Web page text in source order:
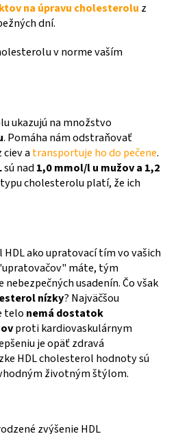
na úpravu cholesterolu z
dní.
v norme vaším
ukazujú na množstvo
. Pomáha nám odstraňovať
atransportuje ho do pečene.
sú nad1,0 mmol/l u mužov a 1,2
cholesterolu platí, že ich
ako upratovací tím vo vašich
máte, tým
usadenín. Čo však
nízky? Najväčšou
telo nemá dostatok
proti kardiovaskulárnym
je opäť zdravá
HDL cholesterol hodnoty sú
životným štýlom.
zvýšenie HDL